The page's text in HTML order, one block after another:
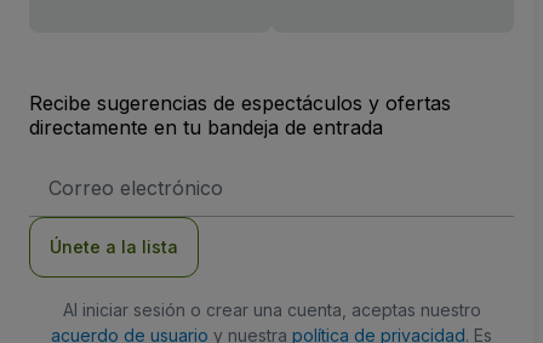
Recibe sugerencias de espectáculos y ofertas
directamente en tu bandeja de entrada
de
Únete a la lista
Al iniciar sesión o crear una cuenta, aceptas nuestro
acuerdo de usuario y nuestra política de privacidad. Es